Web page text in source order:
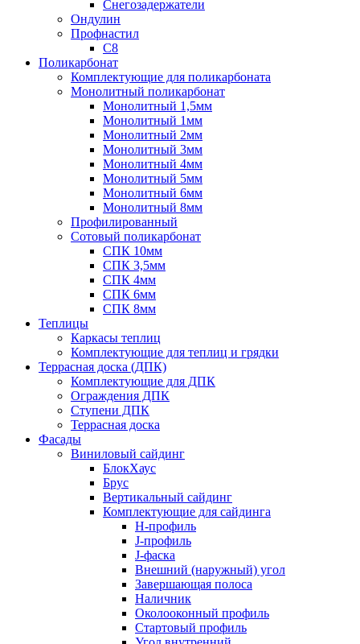
Снегозадержатели
Ондулин
Профнастил
С8
Поликарбонат
Комплектующие для поликарбоната
Монолитный поликарбонат
Монолитный 1,5мм
Монолитный 1мм
Монолитный 2мм
Монолитный 3мм
Монолитный 4мм
Монолитный 5мм
Монолитный 6мм
Монолитный 8мм
Профилированный
Сотовый поликарбонат
СПК 10мм
СПК 3,5мм
СПК 4мм
СПК 6мм
СПК 8мм
Теплицы
Каркасы теплиц
Комплектующие для теплиц и грядки
Террасная доска (ДПК)
Комплектующие для ДПК
Ограждения ДПК
Ступени ДПК
Террасная доска
Фасады
Виниловый сайдинг
БлокХаус
Брус
Вертикальный сайдинг
Комплектующие для сайдинга
H-профиль
J-профиль
J-фаска
Внешний (наружный) угол
Завершающая полоса
Наличник
Околооконный профиль
Стартовый профиль